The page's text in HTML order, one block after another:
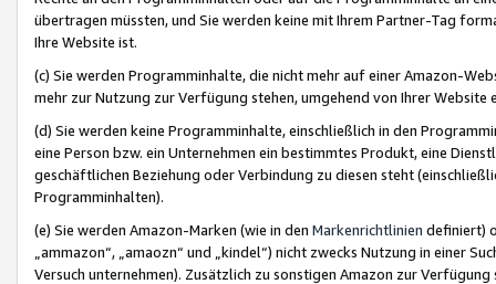
übertragen müssten, und Sie werden keine mit Ihrem Partner-Tag
Ihre Website ist.
(c) Sie werden Programminhalte, die nicht mehr auf einer Amazon-
mehr zur Nutzung zur Verfügung stehen, umgehend von Ihrer
(d) Sie werden keine Programminhalte, einschließlich in den
eine Person bzw. ein Unternehmen ein bestimmtes Produkt, eine
geschäftlichen Beziehung oder Verbindung zu diesen steht
Programminhalten).
(e) Sie werden Amazon-Marken (wie in den Markenrichtlinien definiert)
„ammazon“, „amaozn“ und „kindel“) nicht zwecks Nutzung in einer
Versuch unternehmen). Zusätzlich zu sonstigen Amazon zur